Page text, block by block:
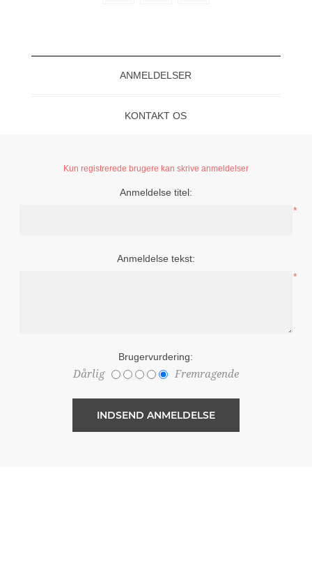
ANMELDELSER
KONTAKT OS
Kun registrerede brugere kan skrive anmeldelser
Anmeldelse titel:
*
Anmeldelse tekst:
*
Brugervurdering:
Dårlig Fremragende